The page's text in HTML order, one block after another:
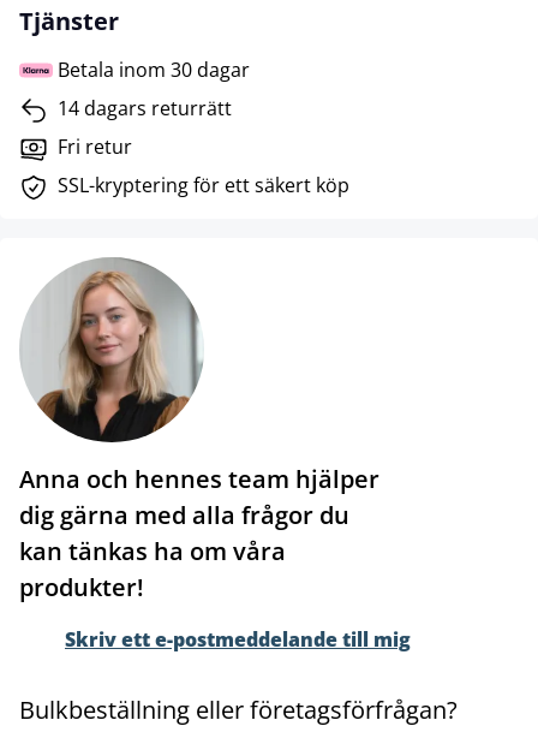
Tjänster
Betala inom 30 dagar
14 dagars returrätt
Fri retur
SSL-kryptering för ett säkert köp
Anna och hennes team hjälper
dig gärna med alla frågor du
kan tänkas ha om våra
produkter!
Skriv ett e-postmeddelande till mig
Bulkbeställning eller företagsförfrågan?